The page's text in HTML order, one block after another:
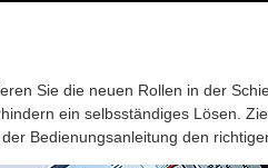
Sie die neuen Rollen in der
ein selbsständiges Lösen.
Bedienungsanleitung den